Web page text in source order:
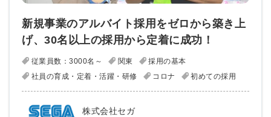
新規事業のアルバイト採用をゼロから築き上
げ、30名以上の採用から定着に成功！
従業員数：3000名～ 関東
採用の基本
社員の育成・定着・活躍・研修
コロナ 初めての採用
株式会社セガ